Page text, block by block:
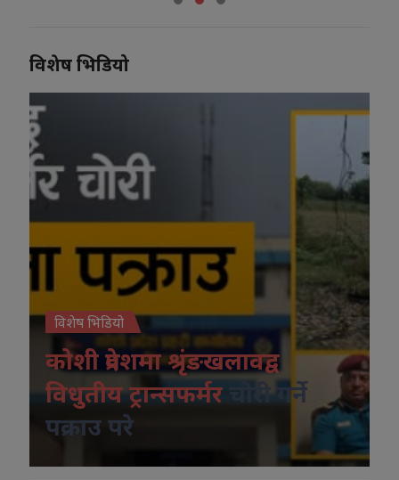
विशेष भिडियो
विशेष भिडियो
कोशी प्रदेशमा श्रृंङखलावद्व
विधुतीय ट्रान्सफर्मर
चोरी गर्ने
पक्राउ परे